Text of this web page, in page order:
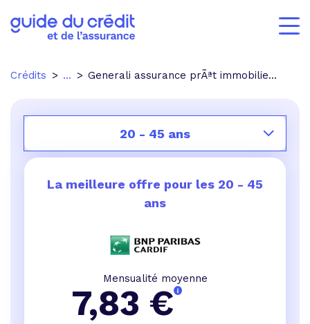
Crédits ... Generali assurance prÃªt immobilier formalitÃ©s mÃ©dicales
20 - 45 ans
La meilleure offre pour les 20 - 45
ans
Mensualité moyenne
7,83 €